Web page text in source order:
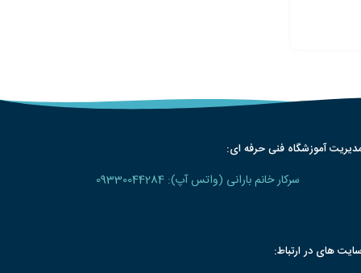
آموزشگاه فنی حرفه ای:
سرکار خانم بارانی (واتس آپ): 09330044284
سایت های در ارتباط: